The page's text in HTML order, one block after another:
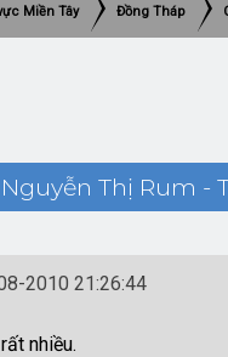
Miền Tây Đồng Tháp
Thị Rum -
2010 21:26:44
nhiều.